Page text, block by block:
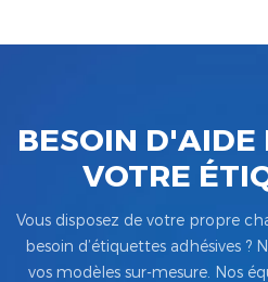
BESOIN D'AIDE
VOTRE
Vous disposez de votre propre
besoin d’étiquettes adhésives ?
vos modèles sur-mesure. Nos